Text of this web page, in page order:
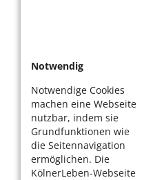
Notwendig
Notwendige Cookies
machen eine Webseite
nutzbar, indem sie
Grundfunktionen wie
die Seitennavigation
ermöglichen. Die
KölnerLeben-Webseite